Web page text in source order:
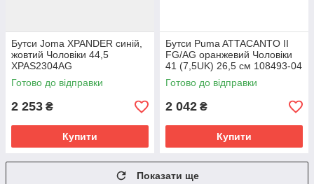
Бутси Joma XPANDER синій,
жовтий Чоловіки 44,5
XPAS2304AG
Готово до відправки
2 253 ₴
Купити
Бутси Puma ATTACANTO II
FG/AG оранжевий Чоловіки
41 (7,5UK) 26,5 см 108493-04
Готово до відправки
2 042 ₴
Купити
Показати ще